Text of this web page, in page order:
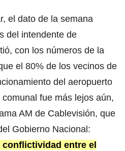
el dato de la semana
del intendente de
con los números de la
el 80% de los vecinos de
del aeropuerto
fue más lejos aún,
AM de Cablevisión, que
Gobierno Nacional:
conflictividad entre el